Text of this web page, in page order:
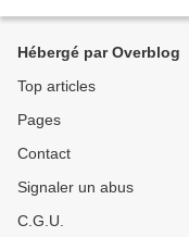
Hébergé par Overblog
Top articles
Pages
Contact
Signaler un abus
C.G.U.